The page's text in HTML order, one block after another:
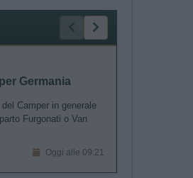
Germania
Camper in generale
Furgonati o Van
Oggi alle 09:21